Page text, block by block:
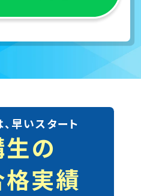
早いスタート
の
実績